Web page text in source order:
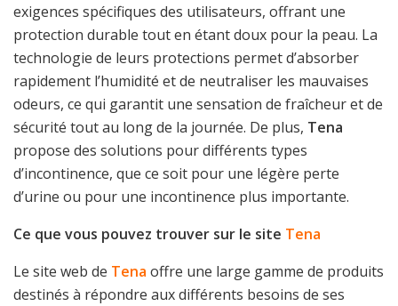
exigences spécifiques des utilisateurs, offrant une
protection durable tout en étant doux pour la peau. La
technologie de leurs protections permet d’absorber
rapidement l’humidité et de neutraliser les mauvaises
odeurs, ce qui garantit une sensation de fraîcheur et de
sécurité tout au long de la journée. De plus, Tena
propose des solutions pour différents types
d’incontinence, que ce soit pour une légère perte
d’urine ou pour une incontinence plus importante.
Ce que vous pouvez trouver sur le site Tena
Le site web de Tena offre une large gamme de produits
destinés à répondre aux différents besoins de ses